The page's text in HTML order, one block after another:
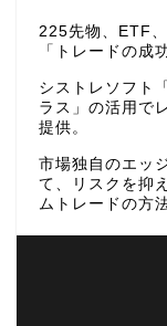
225先物、ETF
「トレードの成
シストレソフト
ラス」の活用で
提供。
市場独自のエッ
て、リスクを抑
ムトレードの方